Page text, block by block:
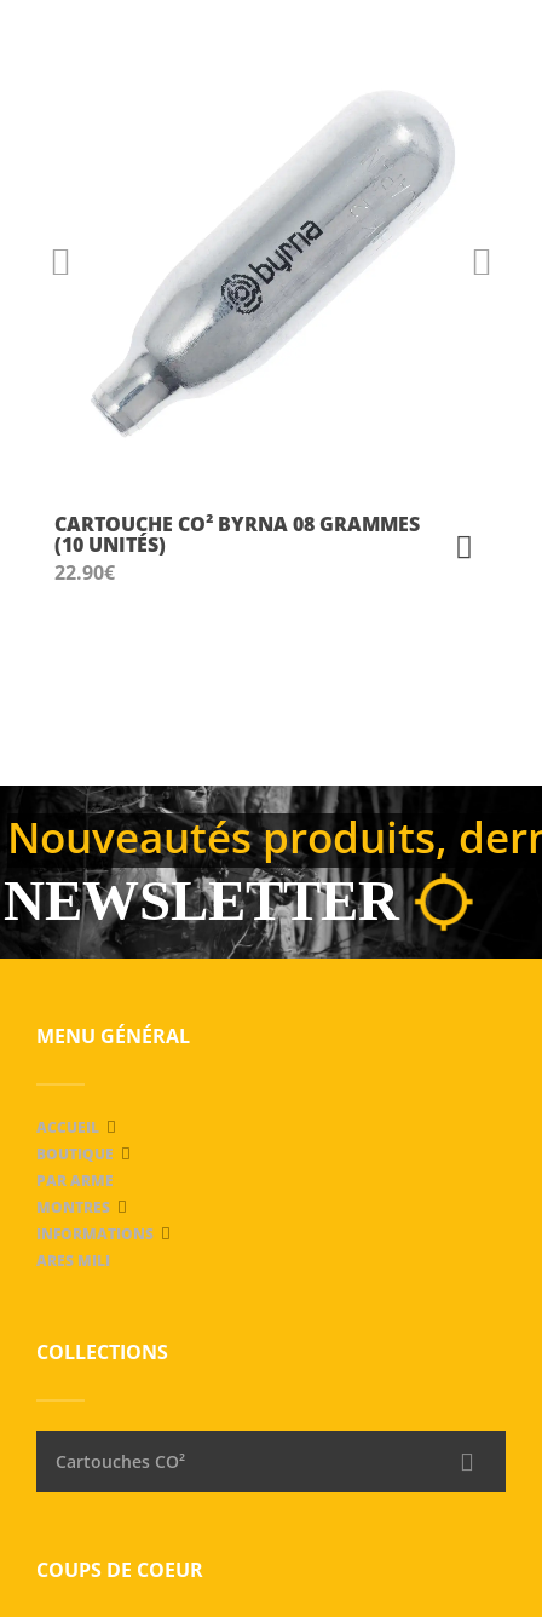
CARTOUCHE CO² BYRNA 08 GRAMMES
(10 UNITÉS)
22.90€
Nouveautés produits,
NEWSLETTER
MENU GÉNÉRAL
ACCUEIL
BOUTIQUE
PAR ARME
MONTRES
INFORMATIONS
ARES MILI
COLLECTIONS
Cartouches CO²
COUPS DE COEUR